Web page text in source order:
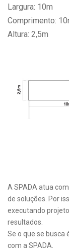
Largura: 10m
Comprimento:
Altura: 2,5m
A SPADA atua
de soluções. Por
executando
resultados.
Se o que se busca
com a SPADA.